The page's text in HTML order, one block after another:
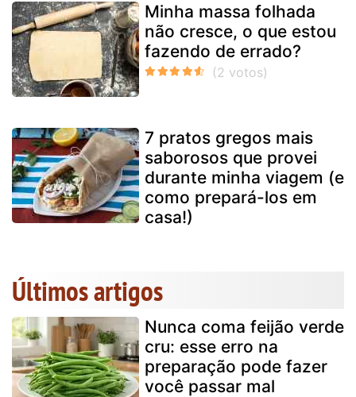
Minha massa folhada
não cresce, o que estou
fazendo de errado?
7 pratos gregos mais
saborosos que provei
durante minha viagem (e
como prepará-los em
casa!)
Últimos artigos
Nunca coma feijão verde
cru: esse erro na
preparação pode fazer
você passar mal